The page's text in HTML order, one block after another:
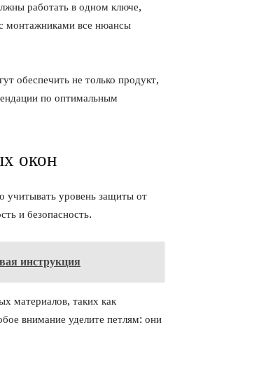
работать в одном ключе,
монтажниками все нюансы
обеспечить не только продукт,
по оптимальным
окон
учитывать уровень защиты от
и безопасность.
инструкция
материалов, таких как
внимание уделите петлям: они